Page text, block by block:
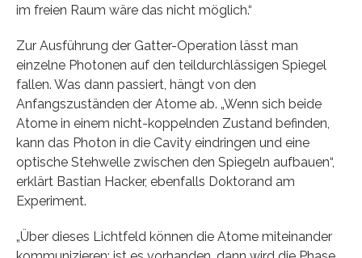
im freien Raum wäre das nicht möglich.“
Zur Ausführung der Gatter-Operation lässt man
einzelne Photonen auf den teildurchlässigen Spiegel
fallen. Was dann passiert, hängt von den
Anfangszuständen der Atome ab. „Wenn sich beide
Atome in einem nicht-koppelnden Zustand befinden,
kann das Photon in die Cavity eindringen und eine
optische Stehwelle zwischen den Spiegeln aufbauen“,
erklärt Bastian Hacker, ebenfalls Doktorand am
Experiment.
„Über dieses Lichtfeld können die Atome miteinander